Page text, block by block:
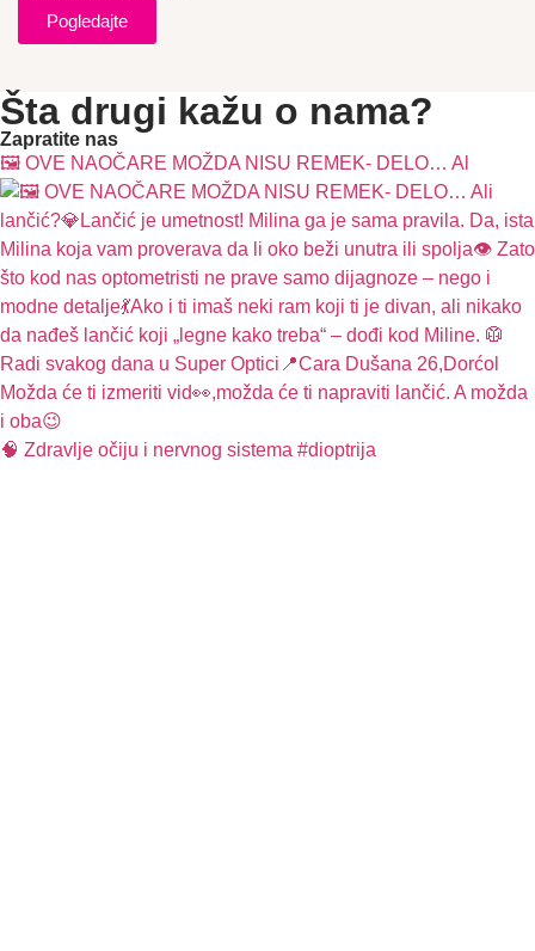
Pogledajte
Šta drugi kažu o nama?
Zapratite nas
🖼️ OVE NAOČARE MOŽDA NISU REMEK- DELO… Al
🧠 Zdravlje očiju i nervnog sistema #dioptrija